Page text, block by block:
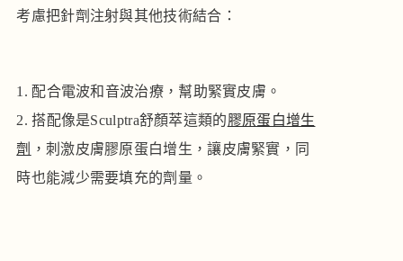
考慮把針劑注射與其他技術結合：
配合電波和音波治療，幫助緊實皮膚。
搭配像是Sculptra舒顏萃這類的膠原蛋白增生
劑 ，刺激皮膚膠原蛋白增生，讓皮膚緊實，同
時也能減少需要填充的劑量。